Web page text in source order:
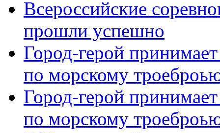
Всероссийские
прошли успешно
Город-герой
по морскому
Город-герой
по морскому